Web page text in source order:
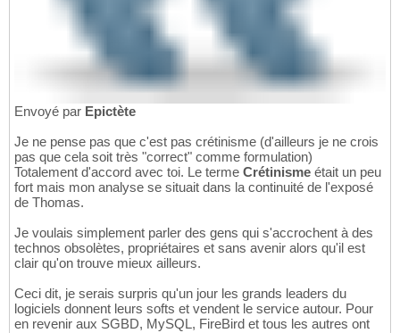
Envoyé par Epictète
Je ne pense pas que c'est pas crétinisme (d'ailleurs je ne crois
pas que cela soit très "correct" comme formulation)
Totalement d'accord avec toi. Le terme Crétinisme était un peu
fort mais mon analyse se situait dans la continuité de l'exposé
de Thomas.
Je voulais simplement parler des gens qui s'accrochent à des
technos obsolètes, propriétaires et sans avenir alors qu'il est
clair qu'on trouve mieux ailleurs.
Ceci dit, je serais surpris qu'un jour les grands leaders du
logiciels donnent leurs softs et vendent le service autour. Pour
en revenir aux SGBD, MySQL, FireBird et tous les autres ont